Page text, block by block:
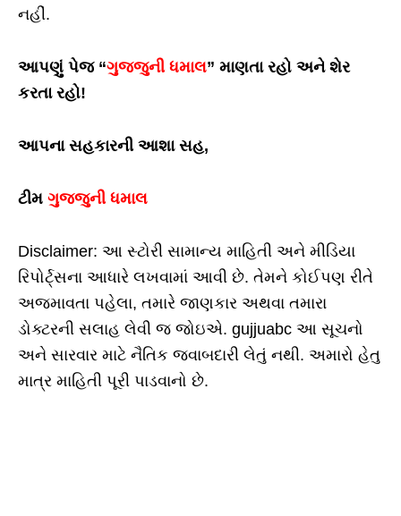
નહીં.
આપણું પેજ “ગુજ્જુની ધમાલ” માણતા રહો અને શેર
કરતા રહો!
આપના સહકારની આશા સહ,
ટીમ ગુજ્જુની ધમાલ
Disclaimer: આ સ્ટોરી સામાન્ય માહિતી અને મીડિયા
રિપોર્ટ્સના આધારે લખવામાં આવી છે. તેમને કોઈપણ રીતે
અજમાવતા પહેલા, તમારે જાણકાર અથવા તમારા
ડોક્ટરની સલાહ લેવી જ જોઇએ. gujjuabc આ સૂચનો
અને સારવાર માટે નૈતિક જવાબદારી લેતું નથી. અમારો હેતુ
માત્ર માહિતી પૂરી પાડવાનો છે.